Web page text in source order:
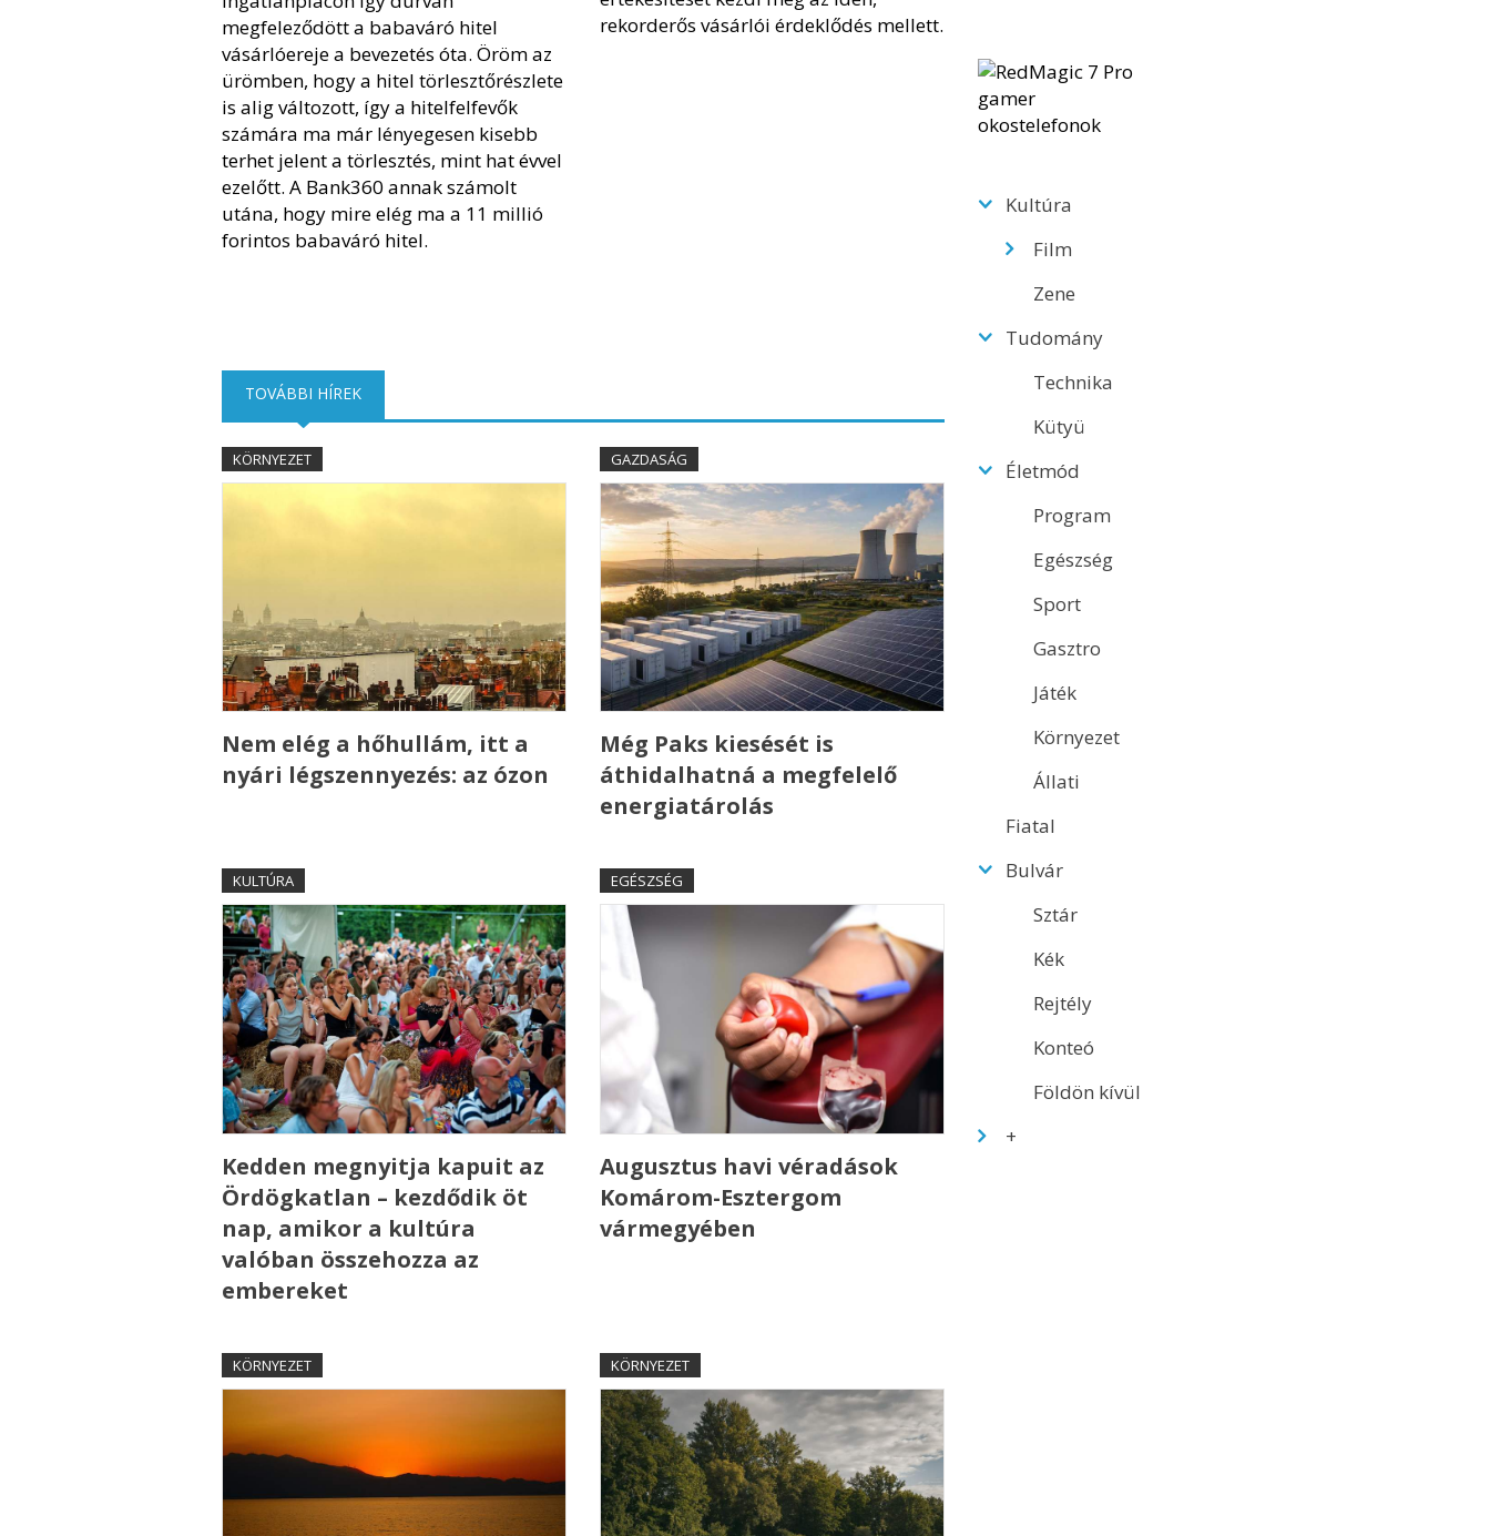
megfeleződött a babaváró hitel
vásárlóereje a bevezetés óta. Öröm az
ürömben, hogy a hitel törlesztőrészlete
is alig változott, így a hitelfelfevők
számára ma már lényegesen kisebb
terhet jelent a törlesztés, mint hat évvel
ezelőtt. A Bank360 annak számolt
utána, hogy mire elég ma a 11 millió
forintos babaváró hitel.
rekorderős vásárlói érdeklődés mellett.
TOVÁBBI HÍREK(AKTÍV FÜL)
KÖRNYEZET
Nem elég a hőhullám, itt a
nyári légszennyezés: az ózon
GAZDASÁG
Még Paks kiesését is
áthidalhatná a megfelelő
energiatárolás
KULTÚRA
Kedden megnyitja kapuit az
Ördögkatlan – kezdődik öt
nap, amikor a kultúra
valóban összehozza az
embereket
EGÉSZSÉG
Augusztus havi véradások
Komárom-Esztergom
vármegyében
KÖRNYEZET KÖRNYEZET
Kultúra
Film
Zene
Tudomány
Technika
Kütyü
Életmód
Program
Egészség
Sport
Gasztro
Játék
Környezet
Állati
Fiatal
Bulvár
Sztár
Kék
Rejtély
Konteó
Földön kívül
+